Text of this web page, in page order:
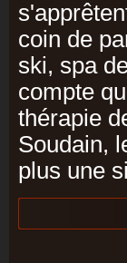
coin de
ski, spa
compte
thérapie
Soudain,
plus une